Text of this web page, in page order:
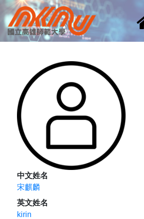
中文姓名
宋麒麟
英文姓名
kirin